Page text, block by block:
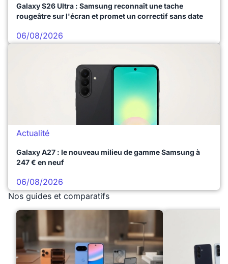
Galaxy S26 Ultra : Samsung reconnaît une tache
rougeâtre sur l'écran et promet un correctif sans date
06/08/2026
Actualité
Galaxy A27 : le nouveau milieu de gamme Samsung à
247 € en neuf
06/08/2026
Nos guides et comparatifs